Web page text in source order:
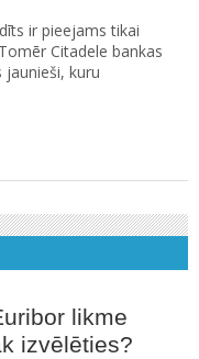
ir pieejams tikai
Citadele bankas
jaunieši, kuru
likme
izvēlēties?